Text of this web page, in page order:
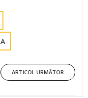
ARTICOL URMĂTOR